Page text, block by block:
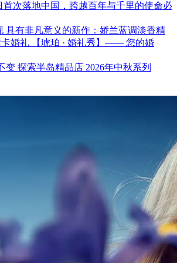
首次落地中国，跨越百年与千里的使命必
具有非凡意义的新作：娇兰蓝调淡香精
婚礼 【琥珀 · 婚礼秀】—— 您的婚
变 探索半岛精品店 2026年中秋系列